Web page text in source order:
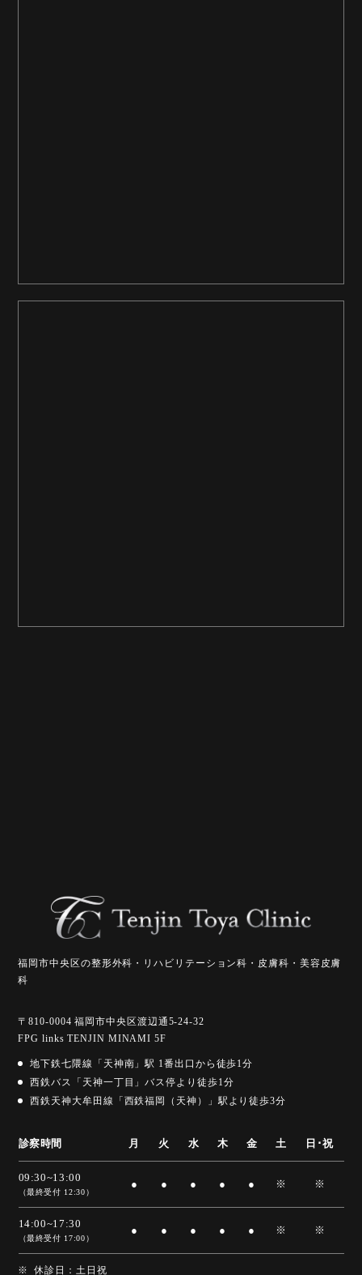
福岡市中央区の整形外科・リハビリテーション科・皮膚科・美容皮膚
科
〒810-0004 福岡市中央区渡辺通5-24-32
FPG links TENJIN MINAMI 5F
地下鉄七隈線「天神南」駅 1番出口から徒歩1分
西鉄バス「天神一丁目」バス停より徒歩1分
西鉄天神大牟田線「西鉄福岡（天神）」駅より徒歩3分
診察時間 月 火 水 木 金 土 日･祝
09:30~13:00
（最終受付 12:30）
● ● ● ● ● ※ ※
14:00~17:30
（最終受付 17:00）
● ● ● ● ● ※ ※
休診日：土日祝